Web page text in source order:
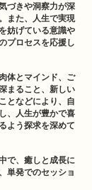
づきや洞察力が深
また、人生で実現
妨げている意識や
プロセスを応援し
体とマインド、ご
まること、新しい
となどにより、自
、人生が豊かで喜
よう探求を深めて
で、癒しと成長に
単発でのセッショ